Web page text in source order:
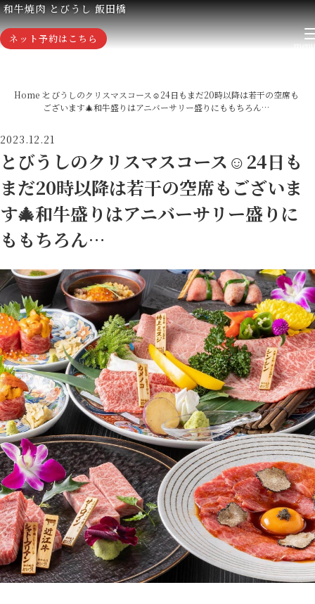
和牛焼肉 とびうし 飯田橋
ネット予約はこちら
Home とびうしのクリスマスコース☺️24日もまだ20時以降は若干の空席も
ございます🎄和牛盛りはアニバーサリー盛りにももちろん…
2023.12.21
とびうしのクリスマスコース☺️24日も
まだ20時以降は若干の空席もございま
す🎄和牛盛りはアニバーサリー盛りに
ももちろん…